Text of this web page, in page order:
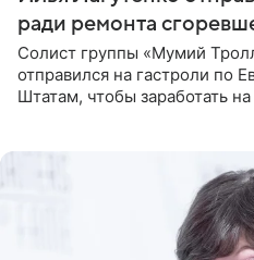
ради ремонта
Солист группы «Мумий
отправился на гастроли по
Штатам, чтобы заработать